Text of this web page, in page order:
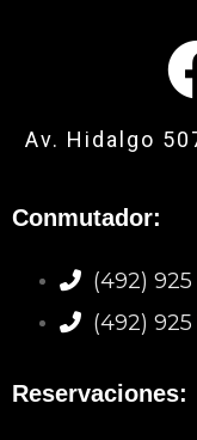
Av. Hidalgo
Conmutador:
(492) 925
(492) 925
Reservaciones: